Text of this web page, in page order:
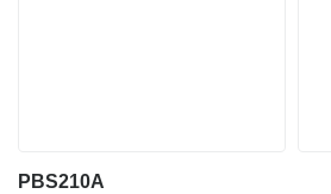
PBS210A